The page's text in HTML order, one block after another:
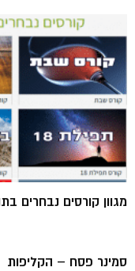
מגוון קורסים נבחרים
סמינר פסח – הקליפות